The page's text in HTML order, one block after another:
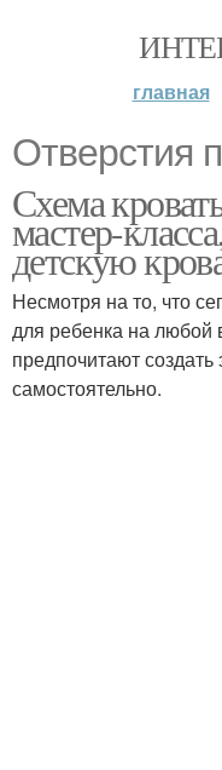
главная
Отверстия
Схема
мастер-
детскую
Несмотря на то, что
для ребенка на любой
предпочитают
самостоятельно.